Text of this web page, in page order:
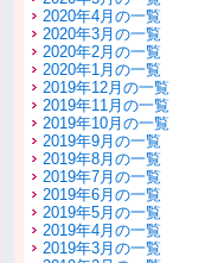
2020年4月の一覧
2020年3月の一覧
2020年2月の一覧
2020年1月の一覧
2019年12月の一覧
2019年11月の一覧
2019年10月の一覧
2019年9月の一覧
2019年8月の一覧
2019年7月の一覧
2019年6月の一覧
2019年5月の一覧
2019年4月の一覧
2019年3月の一覧